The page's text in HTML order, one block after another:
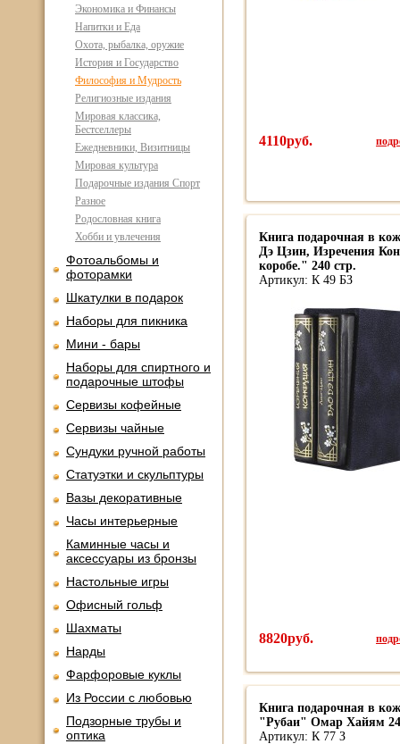
Экономика и Финансы
Напитки и Еда
Охота, рыбалка, оружие
История и Государство
Философия и Мудрость
Религиозные издания
Мировая классика,
Бестселлеры
Ежедневники, Визитницы
Мировая культура
Подарочные издания Спорт
Разное
Родословная книга
Хобби и увлечения
Фотоальбомы и
фоторамки
Шкатулки в подарок
Наборы для пикника
Мини - бары
Наборы для спиртного и
подарочные штофы
Сервизы кофейные
Сервизы чайные
Сундуки ручной работы
Статуэтки и скульптуры
Вазы декоративные
Часы интерьерные
Каминные часы и
аксессуары из бронзы
Настольные игры
Офисный гольф
Шахматы
Нарды
Фарфоровые куклы
Из России с любовью
Подзорные трубы и
оптика
4110руб.
Книга подарочная в
Дэ Цзин, Изречения
коробе." 240 стр.
Артикул: К 49 БЗ
8820руб.
Книга подарочная в
"Рубаи" Омар Хайям
Артикул: К 77 З